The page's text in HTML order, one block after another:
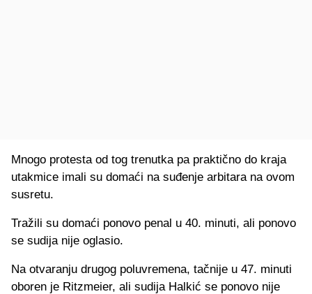
Mnogo protesta od tog trenutka pa praktično do kraja
utakmice imali su domaći na suđenje arbitara na ovom
susretu.
Tražili su domaći ponovo penal u 40. minuti, ali ponovo
se sudija nije oglasio.
Na otvaranju drugog poluvremena, tačnije u 47. minuti
oboren je Ritzmeier, ali sudija Halkić se ponovo nije